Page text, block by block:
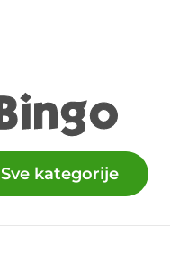
Sve kategorije
Školski i kancelarijski pribor